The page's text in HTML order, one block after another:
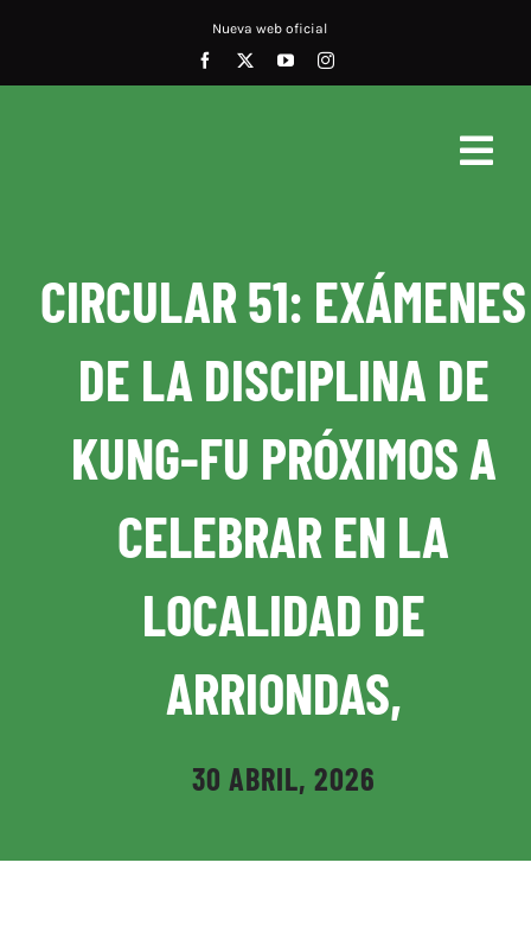
Nueva web oficial
Noticias
Documentos
Conócenos
Disciplinas asociadas
Revista RFEK
Buscar:
Tienda
CIRCULAR 51: EXÁMENES
DE LA DISCIPLINA DE
KUNG-FU PRÓXIMOS A
CELEBRAR EN LA
LOCALIDAD DE
ARRIONDAS,
30 ABRIL, 2026